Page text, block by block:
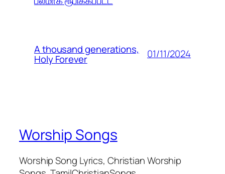
A thousand generations,
Holy Forever 01/11/2024
Worship Songs
Worship Song Lyrics, Christian Worship